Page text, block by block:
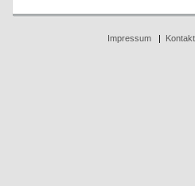
Impressum| Kontakt